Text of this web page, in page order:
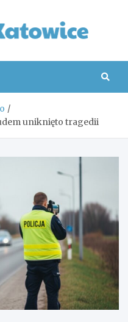
uniknięto tragedii